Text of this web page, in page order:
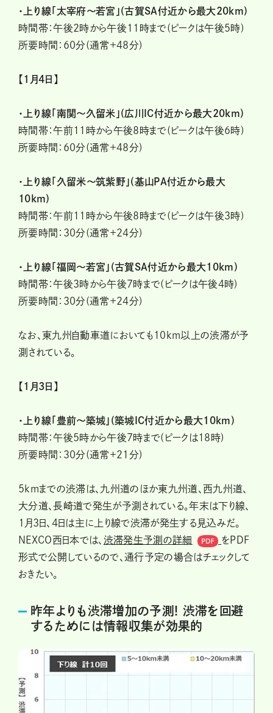
・上り線「太宰府〜若宮」(古賀SA付近から最大20km)
時間帯：午後2時から午後11時まで(ピークは午後5時)
所要時間：60分(通常+48分)
【1月4日】
・上り線「南関〜久留米」(広川IC付近から最大20km)
時間帯：午前11時から午後8時まで(ピークは午後6時)
所要時間：60分(通常+48分)
・上り線「久留米〜筑紫野」(基山PA付近から最大
10km)
時間帯：午前11時から午後8時まで(ピークは午後3時)
所要時間：30分(通常+24分)
・上り線「福岡〜若宮」(古賀SA付近から最大10km)
時間帯：午後3時から午後7時まで(ピークは午後4時)
所要時間：30分(通常+24分)
なお、東九州自動車道においても10km以上の渋滞が予
測されている。
【1月3日】
・上り線「豊前〜築城」(築城IC付近から最大10km)
時間帯：午後5時から午後7時まで(ピークは18時)
所要時間：30分(通常+21分)
5kmまでの渋滞は、九州道のほか東九州道、西九州道、
大分道、長崎道で発生が予測されている。年末は下り線、
1月3日、4日は主に上り線で渋滞が発生する見込みだ。
NEXCO西日本では、 渋滞発生予測の詳細
をPDF
形式で公開しているので、通行予定の場合はチェックして
おきたい。
昨年よりも渋滞増加の予測! 渋滞を回避
するためには情報収集が効果的